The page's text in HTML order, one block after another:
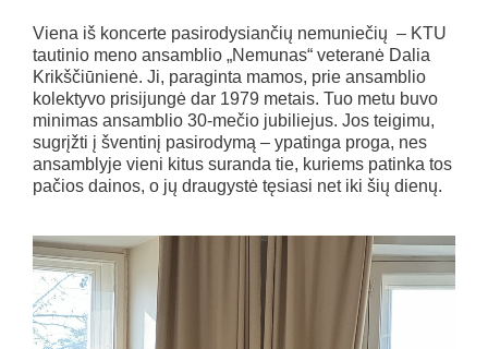
Viena iš koncerte pasirodysiančių nemuniečių – KTU
tautinio meno ansamblio „Nemunas“ veteranė Dalia
Krikščiūnienė. Ji, paraginta mamos, prie ansamblio
kolektyvo prisijungė dar 1979 metais. Tuo metu buvo
minimas ansamblio 30-mečio jubiliejus. Jos teigimu,
sugrįžti į šventinį pasirodymą – ypatinga proga, nes
ansamblyje vieni kitus suranda tie, kuriems patinka tos
pačios dainos, o jų draugystė tęsiasi net iki šių dienų.